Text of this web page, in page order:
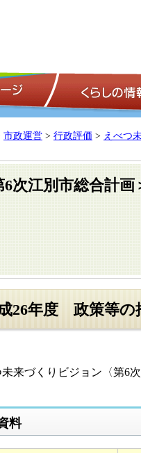
トップページ
市政運営 > 行政評価 > えべつ
次江別市総合計画
26年度 政策等の
未来づくりビジョン〈第6
料